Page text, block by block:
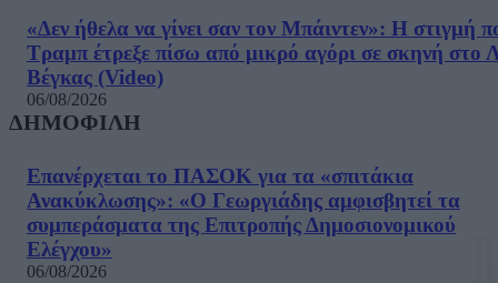
«Δεν ήθελα να γίνει σαν τον Μπάιντεν»: Η στιγμή
Τραμπ έτρεξε πίσω από μικρό αγόρι σε σκηνή στο
Βέγκας (Video)
06/08/2026
ΔΗΜΟΦΙΛΗ
Επανέρχεται το ΠΑΣΟΚ για τα «σπιτάκια
Ανακύκλωσης»: «Ο Γεωργιάδης αμφισβητεί τα
συμπεράσματα της Επιτροπής Δημοσιονομικού
Ελέγχου»
06/08/2026